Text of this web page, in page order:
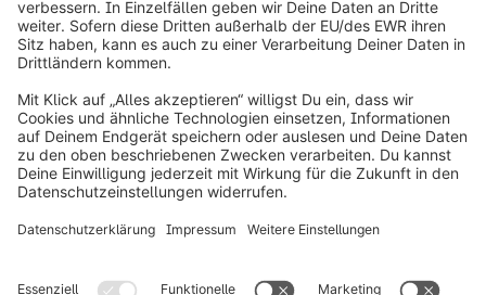
info@shopware.com
Über Shopware
Produkt